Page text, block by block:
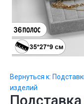
Вернуться к:
изделий